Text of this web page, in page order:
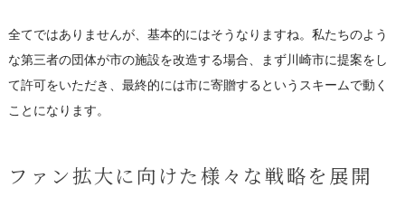
全てではありませんが、基本的にはそうなりますね。私たちのよう
な第三者の団体が市の施設を改造する場合、まず川崎市に提案をし
て許可をいただき、最終的には市に寄贈するというスキームで動く
ことになります。
ファン拡大に向けた様々な戦略を展開